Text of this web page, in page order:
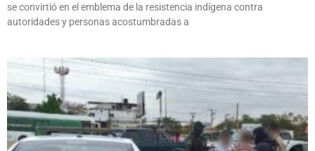
se convirtió en el emblema de la resistencia indígena contra
autoridades y personas acostumbradas a